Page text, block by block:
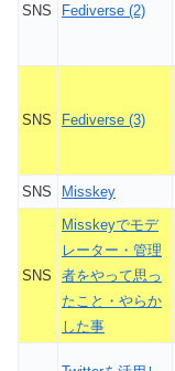
SNS Fediverse (2)
SNS Fediverse (3)
SNS
Misskey
SNS
Misskeyでモデ
レーター・管理
者をやって思っ
たこと・やらか
した事